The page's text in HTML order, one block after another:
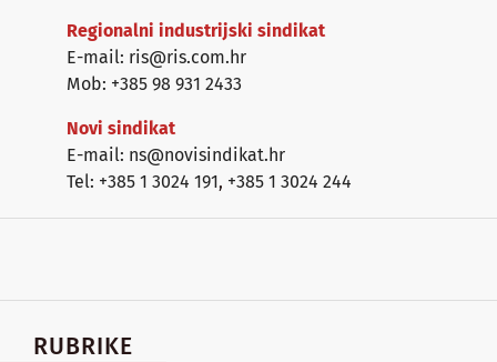
Regionalni industrijski sindikat
E-mail: ris@ris.com.hr
Mob: +385 98 931 2433
Novi sindikat
E-mail: ns@novisindikat.hr
Tel: +385 1 3024 191, +385 1 3024 244
RUBRIKE